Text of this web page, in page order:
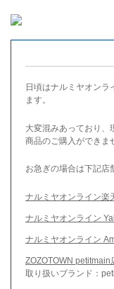
日頃はナルミヤオン
ます。
大変混みあっており、
商品のご購入ができま
お急ぎの場合は下記店
ナルミヤオンライン楽
ナルミヤオンライン
ナルミヤオンライン
ZOZOTOWN petitmain
取り扱いブランド：